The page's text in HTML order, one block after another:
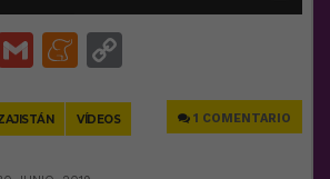
WhatsApp
GmailMeneame
VÍDEOS 1 COMENTARIO